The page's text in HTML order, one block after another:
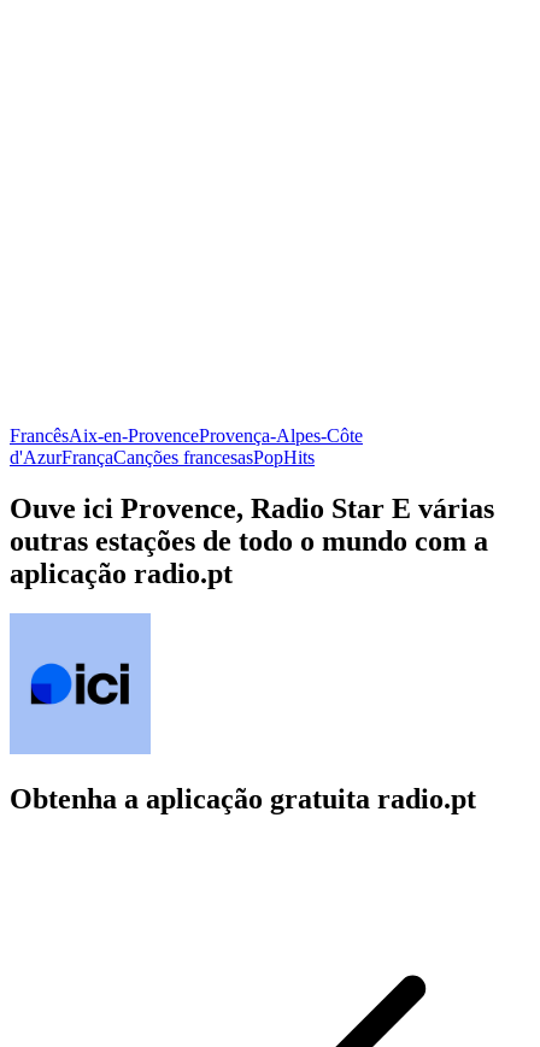
FrancêsAix-en-ProvenceProvença-Alpes-Côte
d'AzurFrançaCanções francesasPopHits
Ouve ici Provence, Radio Star E várias
outras estações de todo o mundo com a
aplicação radio.pt
Obtenha a aplicação gratuita radio.pt